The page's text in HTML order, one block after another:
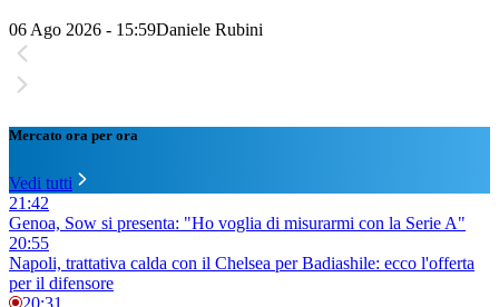
06 Ago 2026 - 15:59Daniele Rubini
Mercato ora per ora
Vedi tutti
21:42
Genoa, Sow si presenta: "Ho voglia di misurarmi con la Serie A"
20:55
Napoli, trattativa calda con il Chelsea per Badiashile: ecco l'offerta
per il difensore
20:31